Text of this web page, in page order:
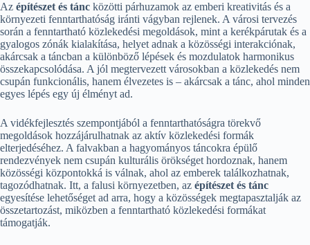
Az építészet és tánc közötti párhuzamok az emberi kreativitás és a
környezeti fenntarthatóság iránti vágyban rejlenek. A városi tervezés
során a fenntartható közlekedési megoldások, mint a kerékpárutak és a
gyalogos zónák kialakítása, helyet adnak a közösségi interakciónak,
akárcsak a táncban a különböző lépések és mozdulatok harmonikus
összekapcsolódása. A jól megtervezett városokban a közlekedés nem
csupán funkcionális, hanem élvezetes is – akárcsak a tánc, ahol minden
egyes lépés egy új élményt ad.
A vidékfejlesztés szempontjából a fenntarthatóságra törekvő
megoldások hozzájárulhatnak az aktív közlekedési formák
elterjedéséhez. A falvakban a hagyományos táncokra épülő
rendezvények nem csupán kulturális örökséget hordoznak, hanem
közösségi központokká is válnak, ahol az emberek találkozhatnak,
tagozódhatnak. Itt, a falusi környezetben, az építészet és tánc
egyesítése lehetőséget ad arra, hogy a közösségek megtapasztalják az
összetartozást, miközben a fenntartható közlekedési formákat
támogatják.